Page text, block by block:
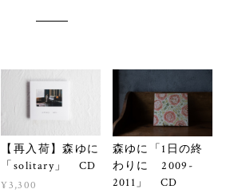
【再入荷】森ゆに
「solitary」 CD
¥3,300
森ゆに「1日の終
わりに 2009-
2011」 CD